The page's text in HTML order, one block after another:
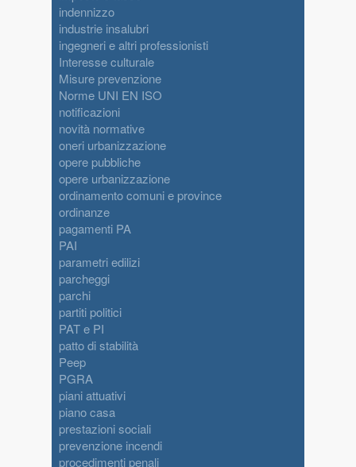
indennizzo
industrie insalubri
ingegneri e altri professionisti
Interesse culturale
Misure prevenzione
Norme UNI EN ISO
notificazioni
novità normative
oneri urbanizzazione
opere pubbliche
opere urbanizzazione
ordinamento comuni e province
ordinanze
pagamenti PA
PAI
parametri edilizi
parcheggi
parchi
partiti politici
PAT e PI
patto di stabilità
Peep
PGRA
piani attuativi
piano casa
prestazioni sociali
prevenzione incendi
procedimenti penali